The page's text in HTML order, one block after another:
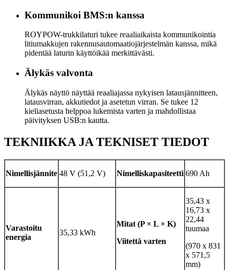
Kommunikoi BMS:n kanssa
ROYPOW-trukkilaturi tukee reaaliaikaista kommunikointia
litiumakkujen rakennusautomaatiojärjestelmän kanssa, mikä
pidentää laturin käyttöikää merkittävästi.
Älykäs valvonta
Älykäs näyttö näyttää reaaliajassa nykyisen latausjännitteen,
latausvirran, akkutiedot ja asetetun virran. Se tukee 12
kieliasetusta helppoa lukemista varten ja mahdollistaa
päivityksen USB:n kautta.
TEKNIIKKA JA TEKNISET TIEDOT
Nimellisjännite 48 V (51,2 V) Nimelliskapasiteetti 690 Ah
Varastoitu
energia
35,33 kWh
Mitat (P × L × K)
Viitettä varten
35,43 x
16,73 x
22,44
tuumaa
(970 x 831
x 571,5
mm)